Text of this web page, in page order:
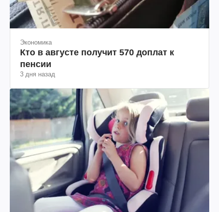
Экономика
Кто в августе получит 570 доплат к
пенсии
3 дня назад